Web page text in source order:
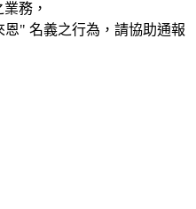
務，
" 名義之行為，請協助通報